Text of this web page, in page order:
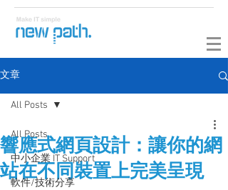
文章
All Posts
中小企業 IT Support
軟件/技術分享
All Posts
響應式網頁設計：讓你的網
站在不同裝置上完美呈現